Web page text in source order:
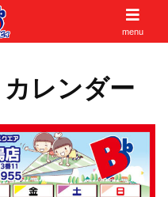
大阪北摂の遊び場
レンダー
menu